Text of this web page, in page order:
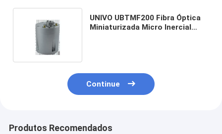
UNIVO UBTMF200 Fibra Óptica
Miniaturizada Micro Inercial
Continue
Produtos Recomendados